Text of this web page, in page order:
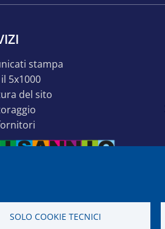
stampa
il 5x1000
del sito
SOLO COOKIE TECNICI